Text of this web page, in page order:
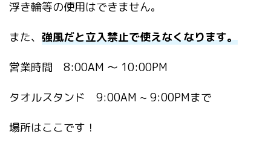
浮き輪等の使用はできません。
また、 強風だと立入禁止で使えなくなります。
営業時間 8:00AM ～ 10:00PM
タオルスタンド 9:00AM ~ 9:00PMまで
場所はここです！